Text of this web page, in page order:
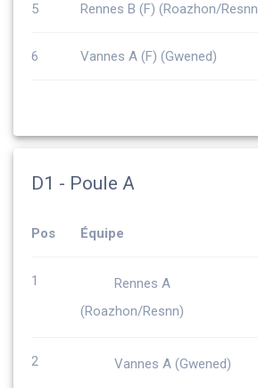
5 Rennes B (F) (Roazhon/
6 Vannes A (F) (Gwened)
D1 - Poule A
Pos Équipe
1
Rennes A
(Roazhon/Resnn)
2 Vannes A (Gwened)